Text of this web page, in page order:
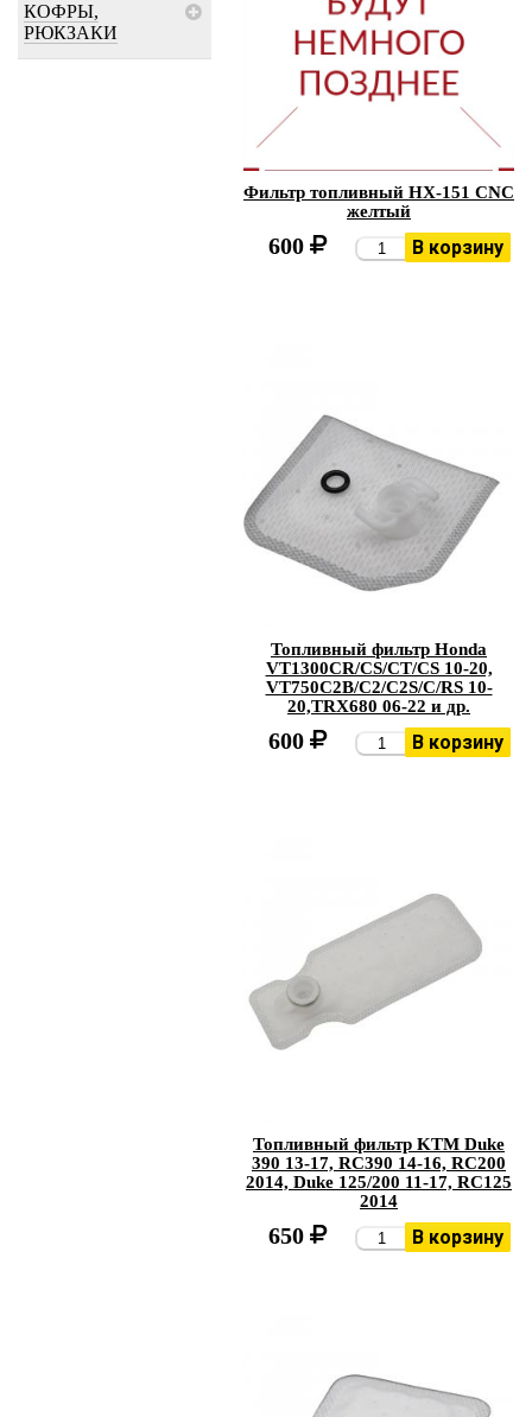
КОФРЫ,
РЮКЗАКИ
Фильтр топливный HX-151 CNC
желтый
600 В корзину
Топливный фильтр Honda
VT1300CR/CS/CT/CS 10-20,
VT750C2B/C2/C2S/C/RS 10-
20,TRX680 06-22 и др.
600 В корзину
Топливный фильтр KTM Duke
390 13-17, RC390 14-16, RC200
2014, Duke 125/200 11-17, RC125
2014
650 В корзину